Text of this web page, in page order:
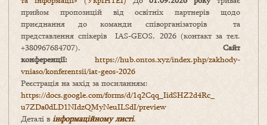
прийом пропозицій від освітніх партнерів щодо
приєднання до команди співорганізаторів та
представлення спікерів IAS-GEOS, 2026 (контакт за тел.
+380967684707). Сайт
конференції: https://hub.ontos.xyz/index.php/zakhody-
vniaso/konferentsii/iat-geos-2026
Реєстрація на захід за посиланням:
https://docs.google.com/forms/d/1q2Cqq_IidSHZ2d4Rc_
u7ZDa0dLD1NIdzQMyNeuILSdI/preview
Деталі в інформаційному листі.